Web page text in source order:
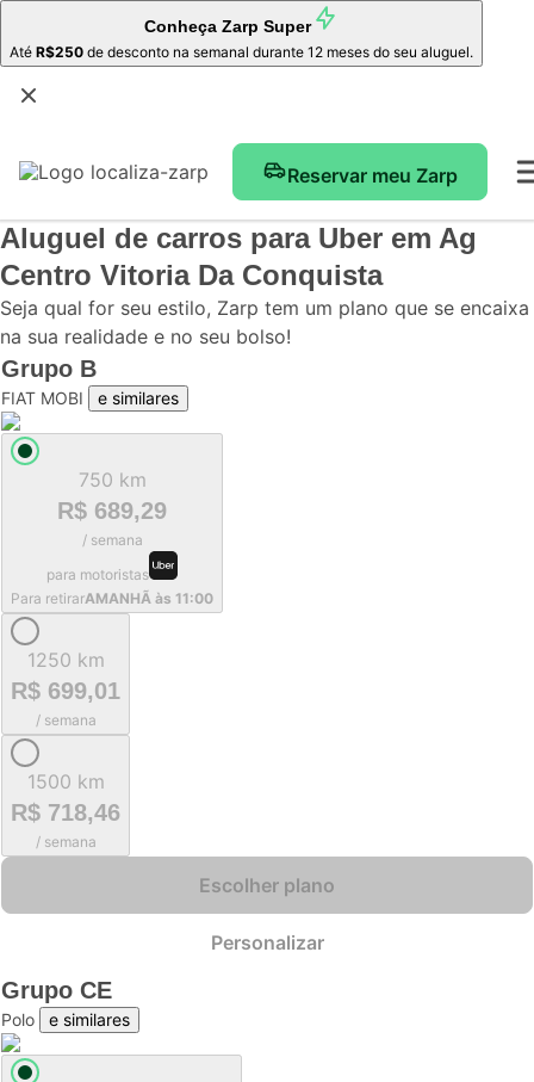
Conheça Zarp Super
Até R$250 de desconto na semanal durante 12 meses do seu aluguel.
Reservar meu Zarp
Aluguel de carros para Uber em Ag
Centro Vitoria Da Conquista
Seja qual for seu estilo, Zarp tem um plano que se encaixa
na sua realidade e no seu bolso!
Grupo B
FIAT MOBI e similares
750 km
R$ 689,29
/ semana
para motoristas
Para retirarAMANHÃ às 11:00
1250 km
R$ 699,01
/ semana
1500 km
R$ 718,46
/ semana
Escolher plano
Personalizar
Grupo CE
Polo e similares